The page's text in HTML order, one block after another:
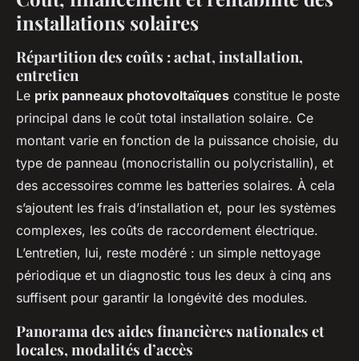
installations solaires
Répartition des coûts : achat, installation,
entretien
Le prix panneaux photovoltaïques constitue le poste
principal dans le coût total installation solaire. Ce
montant varie en fonction de la puissance choisie, du
type de panneau (monocristallin ou polycristallin), et
des accessoires comme les batteries solaires. À cela
s’ajoutent les frais d’installation et, pour les systèmes
complexes, les coûts de raccordement électrique.
L’entretien, lui, reste modéré : un simple nettoyage
périodique et un diagnostic tous les deux à cinq ans
suffisent pour garantir la longévité des modules.
Panorama des aides financières nationales et
locales, modalités d’accès